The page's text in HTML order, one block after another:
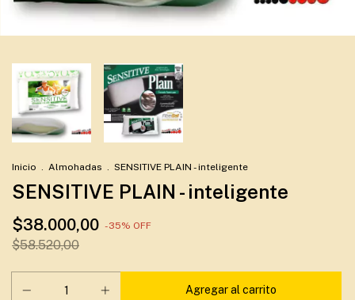
Inicio . Almohadas . SENSITIVE PLAIN - inteligente
SENSITIVE PLAIN - inteligente
$38.000,00 -35% OFF
$58.520,00